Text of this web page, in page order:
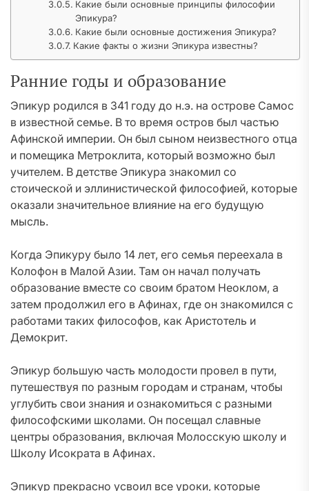
Какие были основные принципы философии
Эпикура?
Какие были основные достижения Эпикура?
Какие факты о жизни Эпикура известны?
Ранние годы и образование
Эпикур родился в 341 году до н.э. на острове Самос
в известной семье. В то время остров был частью
Афинской империи. Он был сыном неизвестного отца
и помещика Метроклита, который возможно был
учителем. В детстве Эпикура знакомил со
стоической и эллинистической философией, которые
оказали значительное влияние на его будущую
мысль.
Когда Эпикуру было 14 лет, его семья переехала в
Колофон в Малой Азии. Там он начал получать
образование вместе со своим братом Неоклом, а
затем продолжил его в Афинах, где он знакомился с
работами таких философов, как Аристотель и
Демокрит.
Эпикур большую часть молодости провел в пути,
путешествуя по разным городам и странам, чтобы
углубить свои знания и ознакомиться с разными
философскими школами. Он посещал славные
центры образования, включая Молосскую школу и
Школу Исократа в Афинах.
Эпикур прекрасно усвоил все уроки, которые